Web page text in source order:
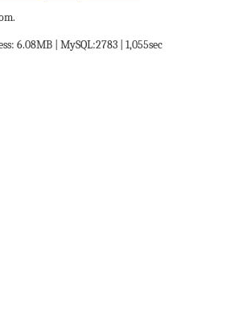
6.08MB | MySQL:2783 | 1,055sec